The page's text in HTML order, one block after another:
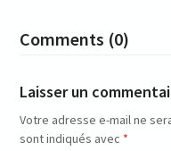
Comments (0)
Laisser un
Votre adresse e-mail ne
sont indiqués avec *